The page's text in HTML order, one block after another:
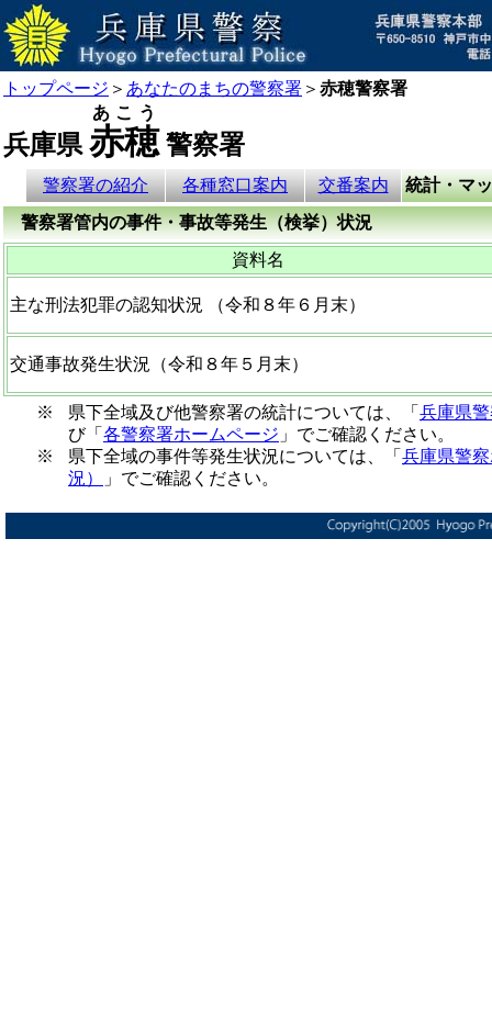
トップページ ＞ あなたのまちの警察署 ＞ 赤穂警察署
兵庫県赤穂
あこう
警察署
警察署の紹介 各種窓口案内 交番案内
統計・マ
警察署管内の事件・事故等発生（検挙）状況
資料名
主な刑法犯罪の認知状況 （令和８年６月末）
交通事故発生状況（令和８年５月末）
※
※
県下全域及び他警察署の統計については、「 兵庫県
び「 各警察署ホームページ 」でご確認ください。
県下全域の事件等発生状況については、「 兵庫県警
況）
」でご確認ください。